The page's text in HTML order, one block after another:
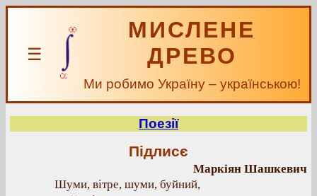
☰
МИСЛЕНЕ
ДРЕВО
Ми робимо Україну – українською!
Поезії
Підлисє
Маркіян Шашкевич
Шуми, вітре, шуми, буйний,